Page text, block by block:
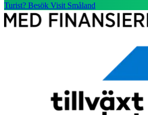
Turist? Besök Visit Småland